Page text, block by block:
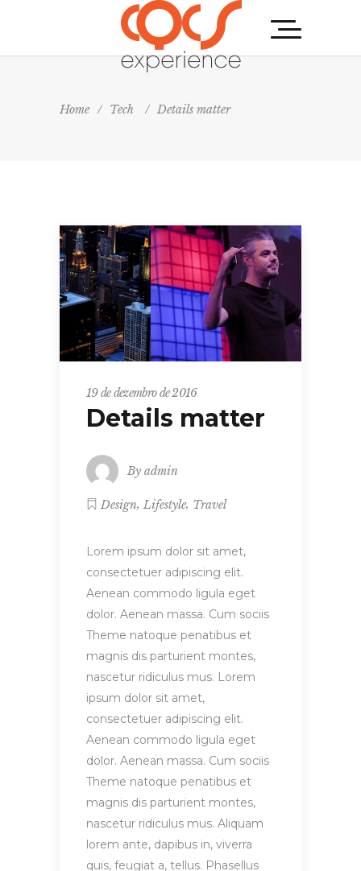
Home / Tech / Details matter
19 de dezembro de 2016
Details matter
By admin
Design, Lifestyle, Travel
Lorem ipsum dolor sit amet,
consectetuer adipiscing elit.
Aenean commodo ligula eget
dolor. Aenean massa. Cum sociis
Theme natoque penatibus et
magnis dis parturient montes,
nascetur ridiculus mus. Lorem
ipsum dolor sit amet,
consectetuer adipiscing elit.
Aenean commodo ligula eget
dolor. Aenean massa. Cum sociis
Theme natoque penatibus et
magnis dis parturient montes,
nascetur ridiculus mus. Aliquam
lorem ante, dapibus in, viverra
quis, feugiat a, tellus. Phasellus